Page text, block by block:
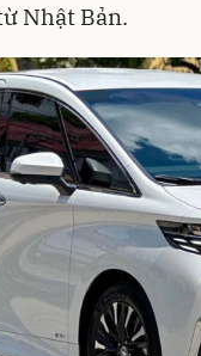
Nhật Bản.